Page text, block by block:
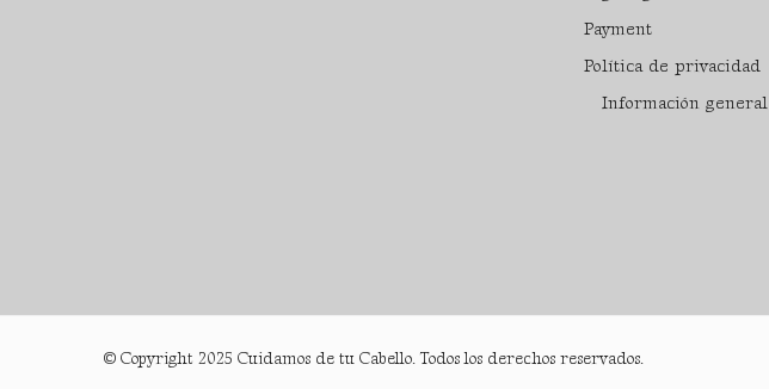
Payment
Política de privacidad
Información general
© Copyright 2025 Cuidamos de tu Cabello. Todos los derechos reservados.